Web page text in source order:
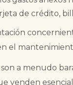
de crédito,
el
son a menudo
venden